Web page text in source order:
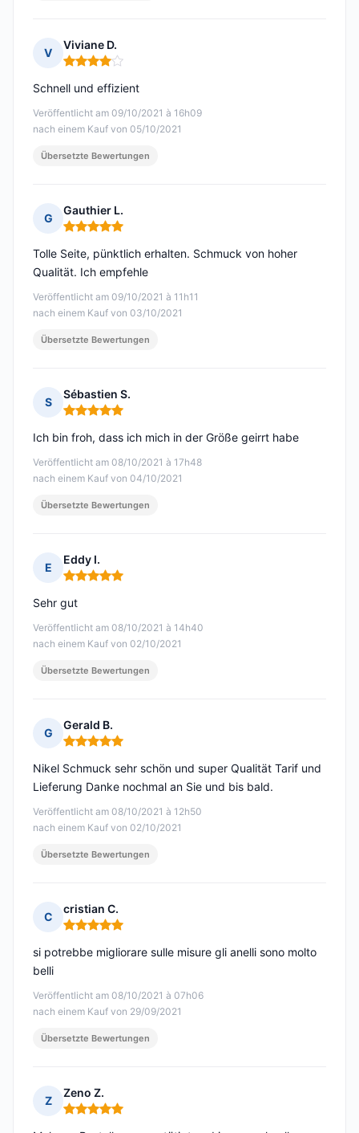
V
Viviane D.
Hinweis: 4 von 5
Veröffentlicht am 09/10/2021 à 16h09
nach einem Kauf von 05/10/2021
Schnell und effizient
Übersetzte Bewertungen
G
Gauthier L.
Hinweis: 5 von 5
Veröffentlicht am 09/10/2021 à 11h11
nach einem Kauf von 03/10/2021
Tolle Seite, pünktlich erhalten. Schmuck von hoher
Qualität. Ich empfehle
Übersetzte Bewertungen
S
Sébastien S.
Hinweis: 5 von 5
Veröffentlicht am 08/10/2021 à 17h48
nach einem Kauf von 04/10/2021
Ich bin froh, dass ich mich in der Größe geirrt habe
Übersetzte Bewertungen
E
Eddy I.
Hinweis: 5 von 5
Veröffentlicht am 08/10/2021 à 14h40
nach einem Kauf von 02/10/2021
Sehr gut
Übersetzte Bewertungen
G
Gerald B.
Hinweis: 5 von 5
Veröffentlicht am 08/10/2021 à 12h50
nach einem Kauf von 02/10/2021
Nikel Schmuck sehr schön und super Qualität Tarif und
Lieferung Danke nochmal an Sie und bis bald.
Übersetzte Bewertungen
C
cristian C.
Hinweis: 5 von 5
Veröffentlicht am 08/10/2021 à 07h06
nach einem Kauf von 29/09/2021
si potrebbe migliorare sulle misure gli anelli sono molto
belli
Übersetzte Bewertungen
Z
Zeno Z.
Hinweis: 5 von 5